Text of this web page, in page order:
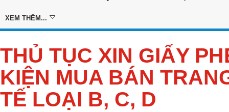
XEM THÊM...
THỦ TỤC XIN GIẤY
KIỆN MUA BÁN
TẾ LOẠI B, C, D